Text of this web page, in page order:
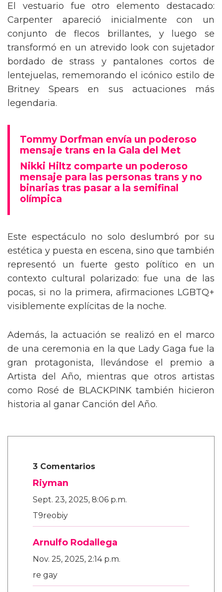
El vestuario fue otro elemento destacado:
Carpenter apareció inicialmente con un
conjunto de flecos brillantes, y luego se
transformó en un atrevido look con sujetador
bordado de strass y pantalones cortos de
lentejuelas, rememorando el icónico estilo de
Britney Spears en sus actuaciones más
legendaria.
Tommy Dorfman envía un poderoso
mensaje trans en la Gala del Met
Nikki Hiltz comparte un poderoso
mensaje para las personas trans y no
binarias tras pasar a la semifinal
olímpica
Este espectáculo no solo deslumbró por su
estética y puesta en escena, sino que también
representó un fuerte gesto político en un
contexto cultural polarizado: fue una de las
pocas, si no la primera, afirmaciones LGBTQ+
visiblemente explícitas de la noche.
Además, la actuación se realizó en el marco
de una ceremonia en la que Lady Gaga fue la
gran protagonista, llevándose el premio a
Artista del Año, mientras que otros artistas
como Rosé de BLACKPINK también hicieron
historia al ganar Canción del Año.
3 Comentarios
Riyman
Sept. 23, 2025, 8:06 p.m.
T9reobiy
Arnulfo Rodallega
Nov. 25, 2025, 2:14 p.m.
re gay